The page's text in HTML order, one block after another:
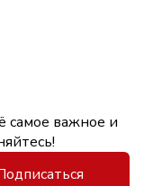
самое важное и